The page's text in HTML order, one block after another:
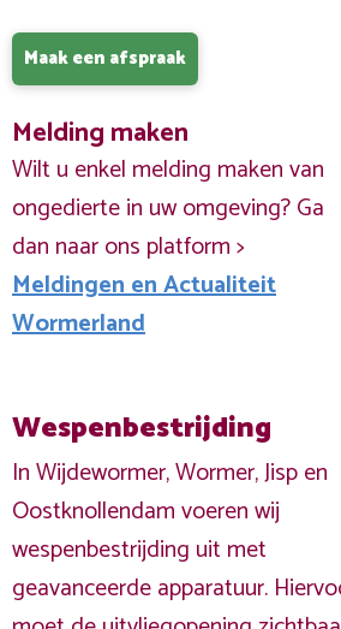
Maak een afspraak
Melding maken
Wilt u enkel melding maken van
ongedierte in uw omgeving? Ga
dan naar ons platform >
Meldingen en Actualiteit
Wormerland
Wespenbestrijding
In Wijdewormer, Wormer, Jisp en
Oostknollendam voeren wij
wespenbestrijding uit met
geavanceerde apparatuur.